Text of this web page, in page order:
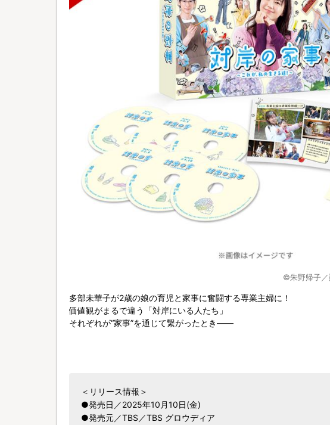
©朱野帰子
多部未華子が2歳の娘の育児と家事に奮闘する専業主婦に！
価値観がまるで違う「対岸にいる人たち」
それぞれが“家事”を通じて繋がったとき――
＜リリース情報＞
●発売日／2025年10月10日(金)
●発売元／TBS／TBS グロウディア